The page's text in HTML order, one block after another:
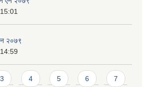
२०७९
3 4 5 6 7